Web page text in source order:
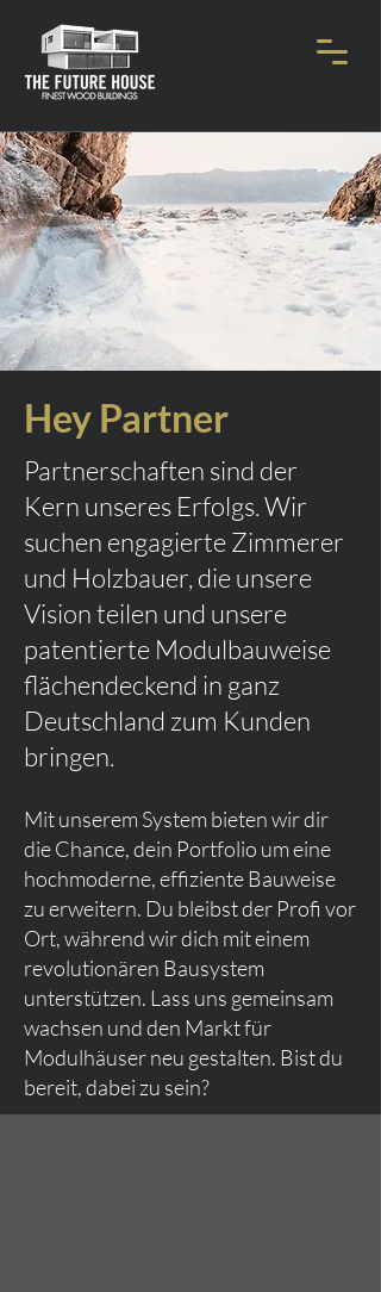
Hey Partner
Partnerschaften sind der
Kern unseres Erfolgs. Wir
suchen engagierte Zimmerer
und Holzbauer, die unsere
Vision teilen und unsere
patentierte Modulbauweise
flächendeckend in ganz
Deutschland zum Kunden
bringen.
Mit unserem System bieten wir dir
die Chance, dein Portfolio um eine
hochmoderne, effiziente Bauweise
zu erweitern. Du bleibst der Profi vor
Ort, während wir dich mit einem
revolutionären Bausystem
unterstützen. Lass uns gemeinsam
wachsen und den Markt für
Modulhäuser neu gestalten. Bist du
bereit, dabei zu sein?